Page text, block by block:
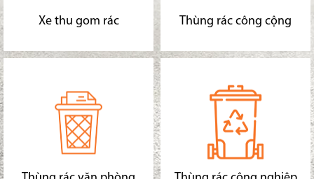
Xe thu gom rác Thùng rác công cộng